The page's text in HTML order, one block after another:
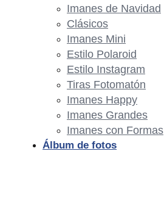
Imanes de Navidad
Clásicos
Imanes Mini
Estilo Polaroid
Estilo Instagram
Tiras Fotomatón
Imanes Happy
Imanes Grandes
Imanes con Formas
Álbum de fotos